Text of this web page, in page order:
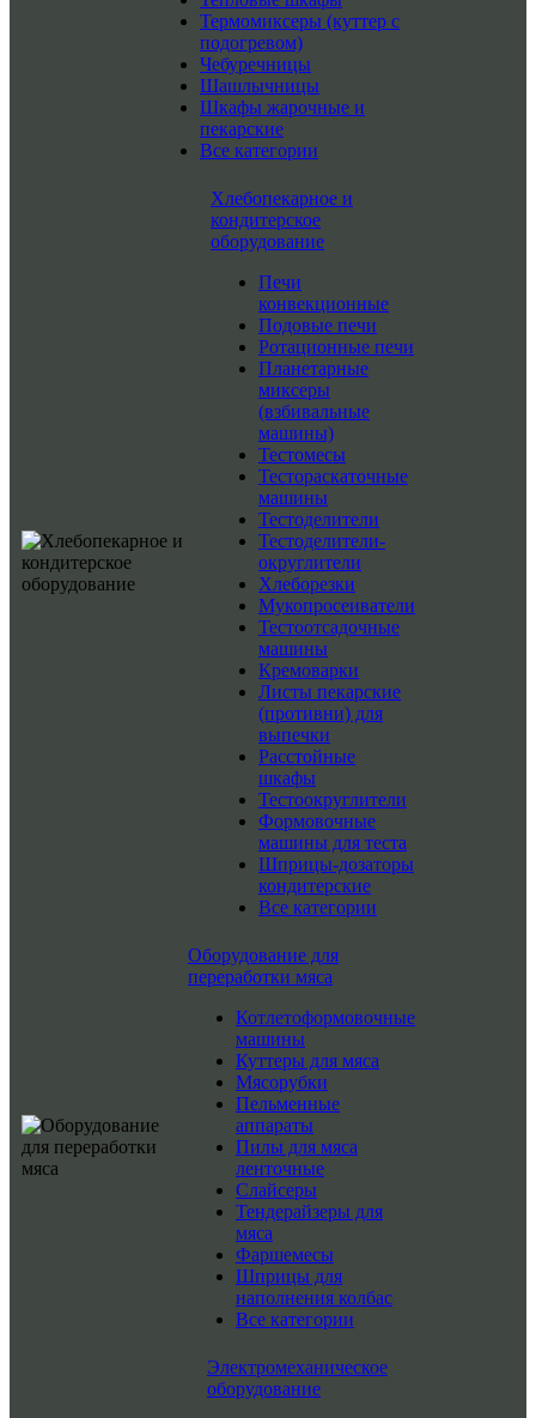
Термомиксеры (куттер с
подогревом)
Чебуречницы
Шашлычницы
Шкафы жарочные и
пекарские
Все категории
Хлебопекарное и
кондитерское
оборудование
Печи
конвекционные
Подовые печи
Ротационные печи
Планетарные
миксеры
(взбивальные
машины)
Тестомесы
Тестораскаточные
машины
Тестоделители
Тестоделители-
округлители
Хлеборезки
Мукопросеиватели
Тестоотсадочные
машины
Кремоварки
Листы пекарские
(противни) для
выпечки
Расстойные
шкафы
Тестоокруглители
Формовочные
машины для теста
Шприцы-дозаторы
кондитерские
Все категории
Оборудование для
переработки мяса
Котлетоформовочные
машины
Куттеры для мяса
Мясорубки
Пельменные
аппараты
Пилы для мяса
ленточные
Слайсеры
Тендерайзеры для
мяса
Фаршемесы
Шприцы для
наполнения колбас
Все категории
Электромеханическое
оборудование